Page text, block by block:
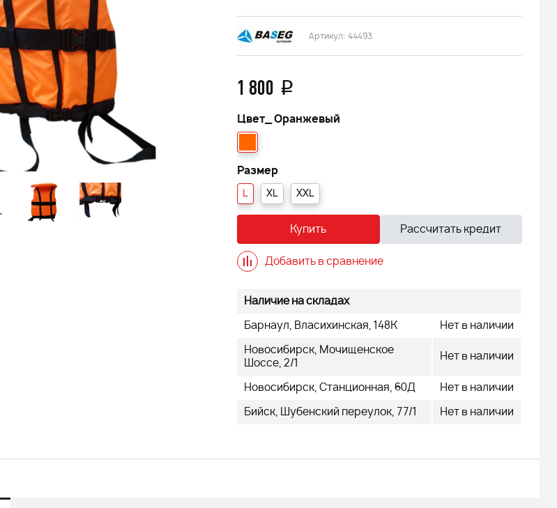
479 000
Артикул: 44493
1 800 q
Цвет_ Оранжевый
Размер
L XL XXL
Купить Рассчитать кредит
Добавить в сравнение
Наличие на складах
Барнаул, Власихинская, 148К Нет в наличии
Новосибирск, Мочищенское
Шоссе, 2/1
Нет в наличии
Новосибирск, Станционная, 60Д Нет в наличии
Бийск, Шубенский переулок, 77/1 Нет в наличии